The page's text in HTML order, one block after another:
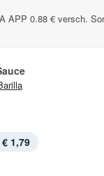
APP 0.88 € versch.
€ 1,79